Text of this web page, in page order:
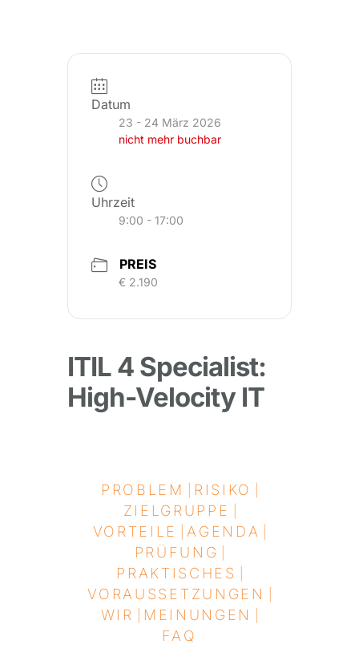
Datum
23 - 24 März 2026
nicht mehr buchbar
Uhrzeit
9:00 - 17:00
PREIS
€ 2.190
ITIL 4 Specialist:
High-Velocity IT
PROBLEM RISIKO
ZIELGRUPPE
VORTEILE AGENDA
PRÜFUNG
PRAKTISCHES
VORAUSSETZUNGEN
WIR MEINUNGEN
FAQ